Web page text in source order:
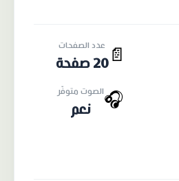
📄
عدد الصفحات
20 صفحة
🎧الصوت متوفّر
نعم